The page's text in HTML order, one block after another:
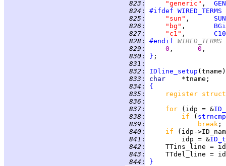
823 : "generic" ,
824 : #ifdef WIRED_TERMS
825 : "sun" ,
826 : "bg" ,
827 : "c1" ,
828 : #endif WIRED_TERMS
829 : 0 , 0
830 : }
831 :
832 :
IDline_setup
833 : char
834 :
{
835 :
register
836 :
837 : for (idp = &
838 : if ( strncmp
839 : break
840 : if
(idp-
841 :
         idp = &
842 :
843 :
844 : }